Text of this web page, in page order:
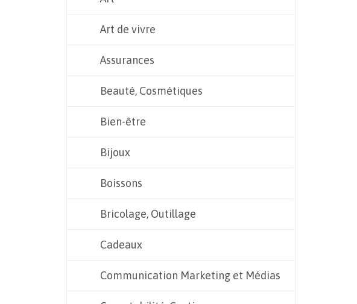
Art de vivre
Assurances
Beauté, Cosmétiques
Bien-être
Bijoux
Boissons
Bricolage, Outillage
Cadeaux
Communication Marketing et Médias